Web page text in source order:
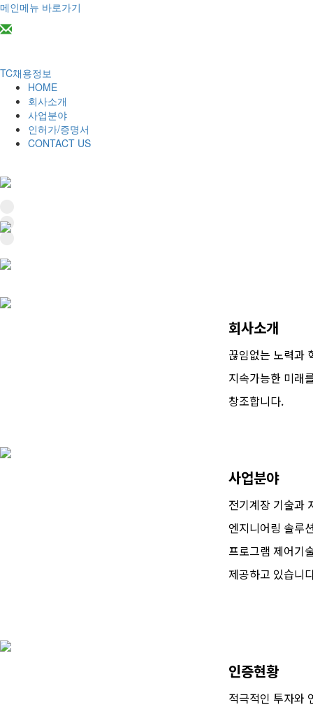
메인메뉴 바로가기
TC채용정보
HOME
회사소개
사업분야
인허가/증명서
CONTACT US
회사소개
끊임없는 노력과
지속가능한 미래
창조합니다.
사업분야
전기계장 기술과
엔지니어링 솔루
프로그램 제어기
제공하고 있습니
인증현황
적극적인 투자와